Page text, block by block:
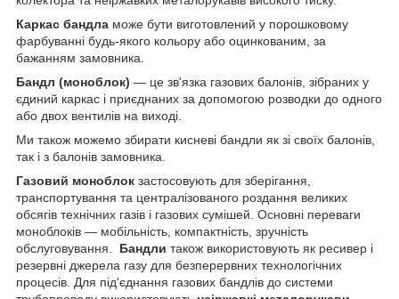
Каркас бандла може бути виготовлений у порошковому
фарбуванні будь-якого кольору або оцинкованим, за
бажанням замовника.
Бандл (моноблок) — це зв'язка газових балонів, зібраних у
єдиний каркас і приєднаних за допомогою розводки до одного
або двох вентилів на виході.
Ми також можемо збирати кисневі бандли як зі своїх балонів,
так і з балонів замовника.
Газовий моноблок застосовують для зберігання,
транспортування та централізованого роздання великих
обсягів технічних газів і газових сумішей. Основні переваги
моноблоків — мобільність, компактність, зручність
обслуговування. Бандли також використовують як ресивер і
резервні джерела газу для безперервних технологічних
процесів. Для під'єднання газових бандлів до системи